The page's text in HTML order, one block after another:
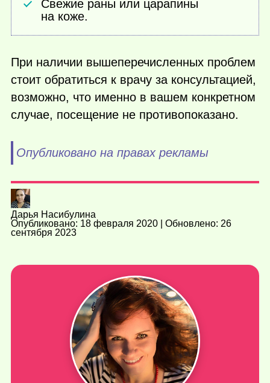
Свежие раны или царапины
на коже.
При наличии вышеперечисленных проблем
стоит обратиться к врачу за консультацией,
возможно, что именно в вашем конкретном
случае, посещение не противопоказано.
Опубликовано на правах рекламы
Дарья Насибулина
Опубликовано: 18 февраля 2020 | Обновлено: 26
сентября 2023